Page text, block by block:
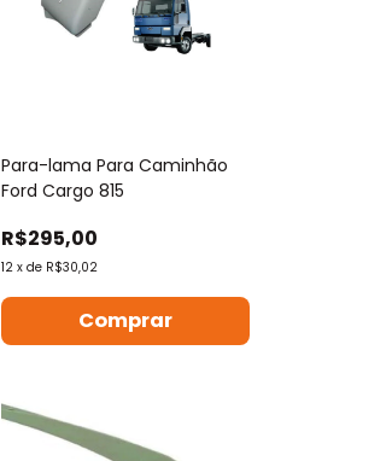
Para-lama Para Caminhão
Ford Cargo 815
R$295,00
12 x de R$30,02
Comprar